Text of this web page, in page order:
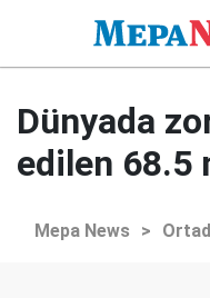
Dünyada
edilen 68.5
Mepa News >